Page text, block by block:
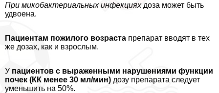
При микобактериальных инфекцияхдоза может быть
удвоена.
Пациентам пожилого возраста препарат вводят в тех
же дозах, как и взрослым.
У пациентов с выраженными нарушениями функции
почек (КК менее 30 мл/мин) дозу препарата следует
уменьшить на 50%.